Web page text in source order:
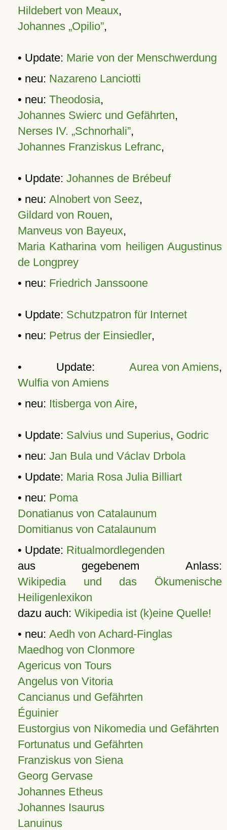
Hildebert von Meaux,
Johannes „Opilio”,
• Update: Marie von der Menschwerdung
• neu: Nazareno Lanciotti
• neu: Theodosia,
Johannes Swierc und Gefährten,
Nerses IV. „Schnorhali”,
Johannes Franziskus Lefranc,
• Update: Johannes de Brébeuf
• neu: Alnobert von Seez,
Gildard von Rouen,
Manveus von Bayeux,
Maria Katharina vom heiligen Augustinus
de Longprey
• neu: Friedrich Janssoone
• Update: Schutzpatron für Internet
• neu: Petrus der Einsiedler,
• Update: Aurea von Amiens,
Wulfia von Amiens
• neu: Itisberga von Aire,
• Update: Salvius und Superius, Godric
• neu: Jan Bula und Václav Drbola
• Update: Maria Rosa Julia Billiart
• neu: Poma
Donatianus von Catalaunum
Domitianus von Catalaunum
• Update: Ritualmordlegenden
aus gegebenem Anlass:
Wikipedia und das Ökumenische
Heiligenlexikon
dazu auch: Wikipedia ist (k)eine Quelle!
• neu: Aedh von Achard-Finglas
Maedhog von Clonmore
Agericus von Tours
Angelus von Vitoria
Cancianus und Gefährten
Éguinier
Eustorgius von Nikomedia und Gefährten
Fortunatus und Gefährten
Franziskus von Siena
Georg Gervase
Johannes Etheus
Johannes Isaurus
Lanuinus